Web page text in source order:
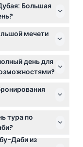
Большая
и
мечети
мечети
свободную
волосы, а
Мужчины
запрещена
день для
однако
колясок.
могут заказать
оператором.
до начала и
за трансфер.
тура по
паспорта,
Даби из